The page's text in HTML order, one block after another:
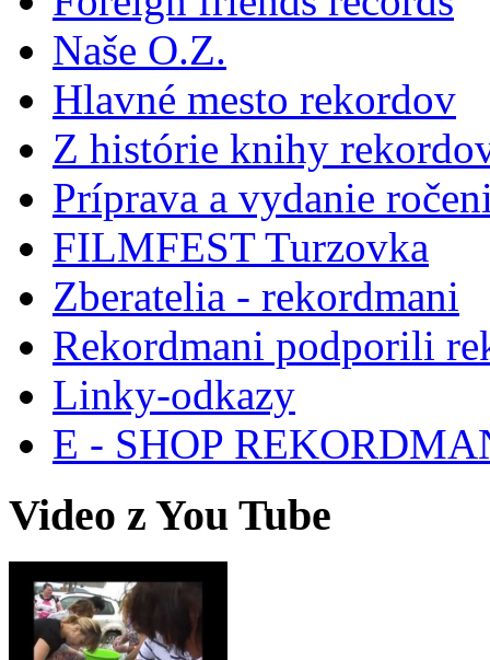
Naše O.Z.
Hlavné mesto rekordov
Z histórie knihy
Príprava a vydanie
FILMFEST Turzovka
Zberatelia - rekordmani
Rekordmani podporili
Linky-odkazy
E - SHOP
Video z You Tube